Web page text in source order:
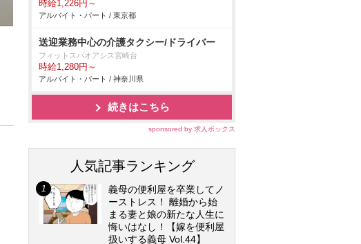
時給1,226円～
アルバイト・パート / 東京都
送迎業務中心の介護タクシー/ドライバー
フィットスパオアシス宮崎台
時給1,280円～
アルバイト・パート / 神奈川県
続きはこちら
sponsored by 求人ボックス
人気記事ランキング
義母の便利屋を卒業してノ
ーストレス！ 離婚から始
まる妻と娘の新たな人生に
悔いはなし！【嫁を便利屋
扱いする義母 Vol.44】